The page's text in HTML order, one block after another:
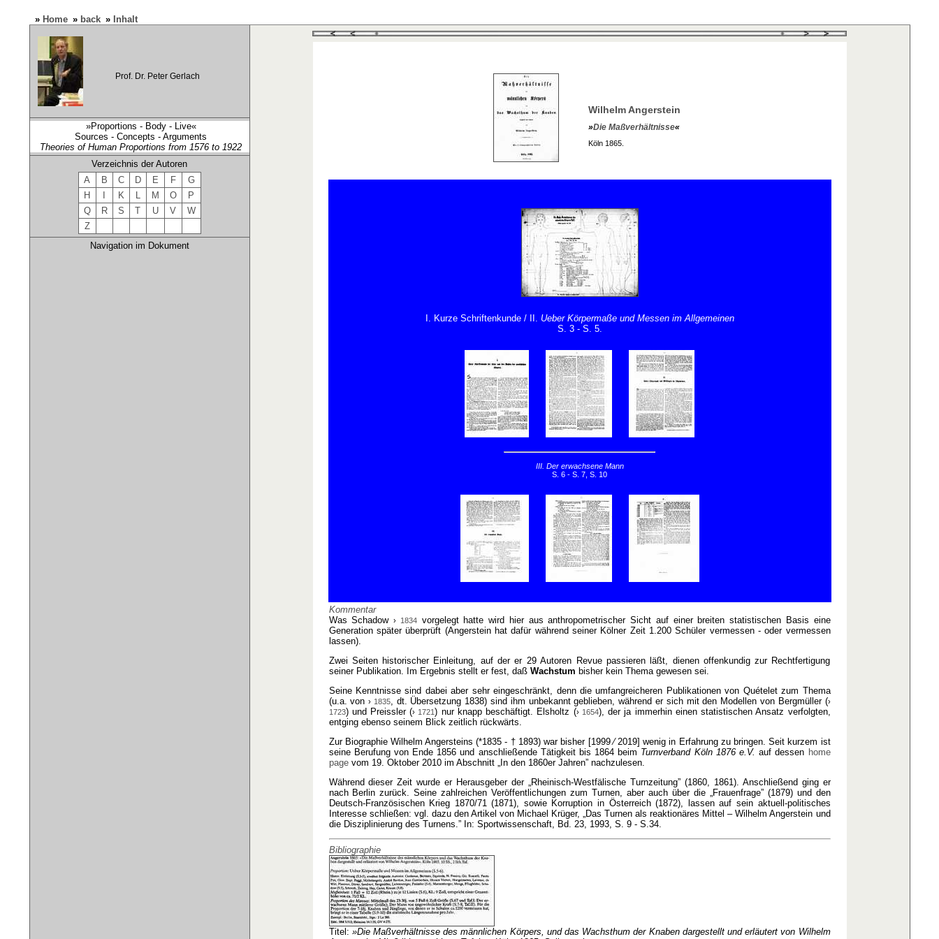
» Home » back » Inhalt
Prof. Dr. Peter Gerlach
»Proportions - Body - Live«
Sources - Concepts - Arguments
Theories of Human Proportions from 1576 to 1922
Verzeichnis der Autoren
A
B C D E F
G
H
K L M O
P
Q
R S T U V
W
Z
Navigation im Dokument
Wilhelm Angerstein
»Die Maßverhältnisse«
Köln 1865.
I. Kurze Schriftenkunde / II. Ueber Körpermaße und Messen im Allgemeinen
S. 3 - S. 5.
III. Der erwachsene Mann
S. 6 - S. 7, S. 10
Kommentar
Was Schadow › 1834vorgelegt hatte wird hier aus anthropometrischer Sicht auf einer breiten statistischen Basis eine
Generation später überprüft (Angerstein hat dafür während seiner Kölner Zeit 1.200 Schüler vermessen - oder vermessen
lassen).
Zwei Seiten historischer Einleitung, auf der er 29 Autoren Revue passieren läßt, dienen offenkundig zur Rechtfertigung
seiner Publikation. Im Ergebnis stellt er fest, daß Wachstum bisher kein Thema gewesen sei.
Seine Kenntnisse sind dabei aber sehr eingeschränkt, denn die umfangreicheren Publikationen von Quételet zum Thema
(u.a. von› 1835, dt. Übersetzung 1838) sind ihm unbekannt geblieben, während er sich mit den Modellen von Bergmüller (›
1723) und Preissler (› 1721 ) nur knapp beschäftigt. Elsholtz (› 1654), der ja immerhin einen statistischen Ansatz verfolgten,
entging ebenso seinem Blick zeitlich rückwärts.
Zur Biographie Wilhelm Angersteins (*1835 - † 1893) war bisher [1999 ⁄ 2019] wenig in Erfahrung zu bringen. Seit kurzem ist
seine Berufung von Ende 1856 und anschließende Tätigkeit bis 1864 beim Turnverband Köln 1876 e.V. auf dessen home
pagevom 19. Oktober 2010 im Abschnitt „In den 1860er Jahren” nachzulesen.
Während dieser Zeit wurde er Herausgeber der „Rheinisch-Westfälische Turnzeitung” (1860, 1861). Anschließend ging er
nach Berlin zurück. Seine zahlreichen Veröffentlichungen zum Turnen, aber auch über die „Frauenfrage” (1879) und den
Deutsch-Französischen Krieg 1870/71 (1871), sowie Korruption in Österreich (1872), lassen auf sein aktuell-politisches
Interesse schließen: vgl. dazu den Artikel von Michael Krüger, „Das Turnen als reaktionäres Mittel – Wilhelm Angerstein und
die Disziplinierung des Turnens.” In: Sportwissenschaft, Bd. 23, 1993, S. 9 - S.34.
Bibliographie
Titel: »Die Maßverhältnisse des männlichen Körpers, und das Wachsthum der Knaben dargestellt und erläutert von Wilhelm